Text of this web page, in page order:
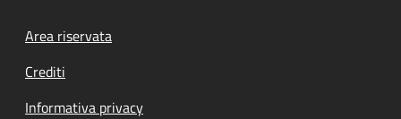
Footer menu
Area riservata
Crediti
Informativa privacy